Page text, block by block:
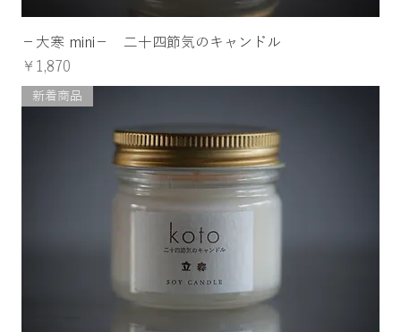
−大寒 mini− 二十四節気のキャンドル
価格
￥1,870
新着商品